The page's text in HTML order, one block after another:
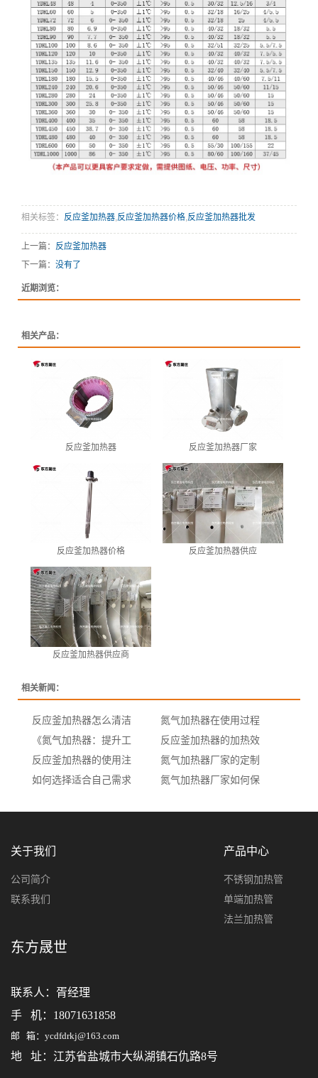
相关标签： 反应釜加热器,反应釜加热器价格,反应釜加热器批发
上一篇： 反应釜加热器
下一篇： 没有了
近期浏览：
相关产品：
反应釜加热器 反应釜加热器厂家
反应釜加热器价格 反应釜加热器供应
反应釜加热器供应商
相关新闻：
反应釜加热器怎么清洁
氮气加热器在使用过程
《氮气加热器：提升工
反应釜加热器的加热效
反应釜加热器的使用注
氮气加热器厂家的定制
如何选择适合自己需求
氮气加热器厂家如何保
关于我们
公司简介
联系我们
产品中心
不锈钢加热管
单端加热管
法兰加热管
东方晟世
联系人： 胥经理
手 机：18071631858
邮 箱：ycdfdrkj@163.com
地 址：江苏省盐城市大纵湖镇石仇路8号